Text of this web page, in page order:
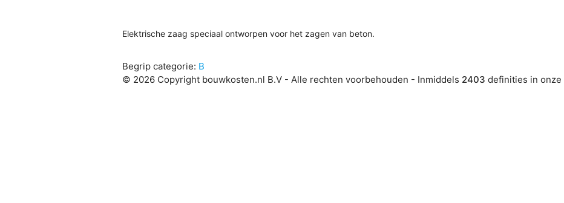
Elektrische zaag speciaal ontworpen voor het zagen van beton.
Begrip categorie: B
© 2026 Copyright bouwkosten.nl B.V - Alle rechten voorbehouden - Inmiddels 2403 definities in onze